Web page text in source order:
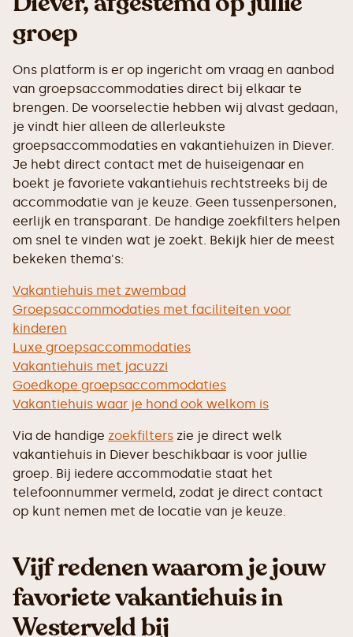
groep
Ons platform is er op ingericht om vraag en aanbod
van groepsaccommodaties direct bij elkaar te
brengen. De voorselectie hebben wij alvast gedaan,
je vindt hier alleen de allerleukste
groepsaccommodaties en vakantiehuizen in Diever.
Je hebt direct contact met de huiseigenaar en
boekt je favoriete vakantiehuis rechtstreeks bij de
accommodatie van je keuze. Geen tussenpersonen,
eerlijk en transparant. De handige zoekfilters helpen
om snel te vinden wat je zoekt. Bekijk hier de meest
bekeken thema's:
Vakantiehuis met zwembad
Groepsaccommodaties met faciliteiten voor
kinderen
Luxe groepsaccommodaties
Vakantiehuis met jacuzzi
Goedkope groepsaccommodaties
Vakantiehuis waar je hond ook welkom is
Via de handige zoekfilters zie je direct welk
vakantiehuis in Diever beschikbaar is voor jullie
groep. Bij iedere accommodatie staat het
telefoonnummer vermeld, zodat je direct contact
op kunt nemen met de locatie van je keuze.
Vijf redenen waarom je jouw
favoriete vakantiehuis in
Westerveld bij